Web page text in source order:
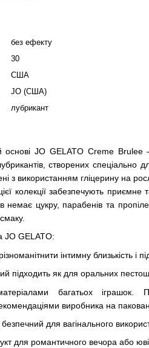
без ефекту
30
США
JO (США)
лубрикант
основі JO GELATO Creme
створених спеціально
з використанням гліцерину на
цієї колекції забезпечують
немає цукру, парабенів та
JO GELATO:
інтимну близькість і
підходить як для оральних
багатьох іграшок.
виробника на
для вагінального
для романтичного вечора або